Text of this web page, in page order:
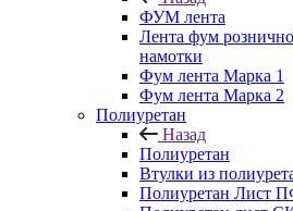
ФУМ лента
Лента фум
намотки
Фум лента Марка 1
Фум лента Марка 2
Полиуретан
Назад
Полиуретан
Втулки из
Полиуретан Лист